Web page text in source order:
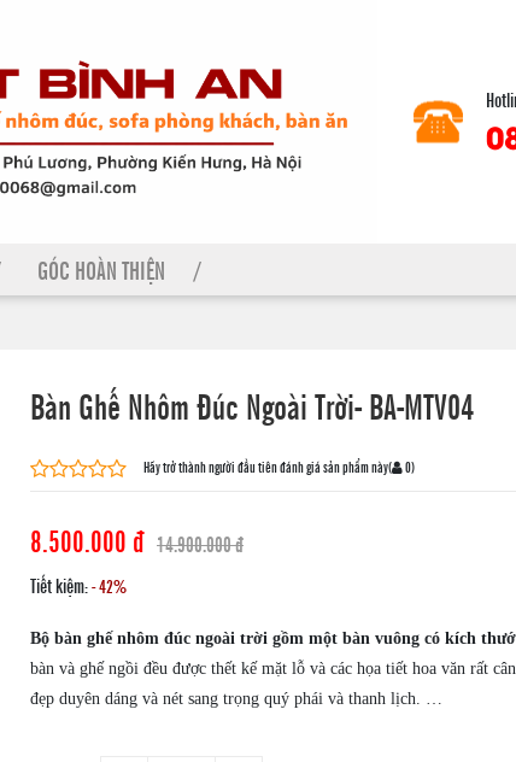
GÓC HOÀN THIỆN
Bàn Ghế Nhôm Đúc Ngoài Trời- BA-MTV04
Hãy trở thành người đầu tiên đánh giá sản phẩm này( 0)
8.500.000 đ 14.900.000 đ
Tiết kiệm:- 42%
Bộ bàn ghế nhôm đúc ngoài trời gồm một bàn vuông có kích
bàn và ghế ngồi đều được thết kế mặt lỗ và các họa tiết hoa văn rất
đẹp duyên dáng và nét sang trọng quý phái và thanh lịch. …